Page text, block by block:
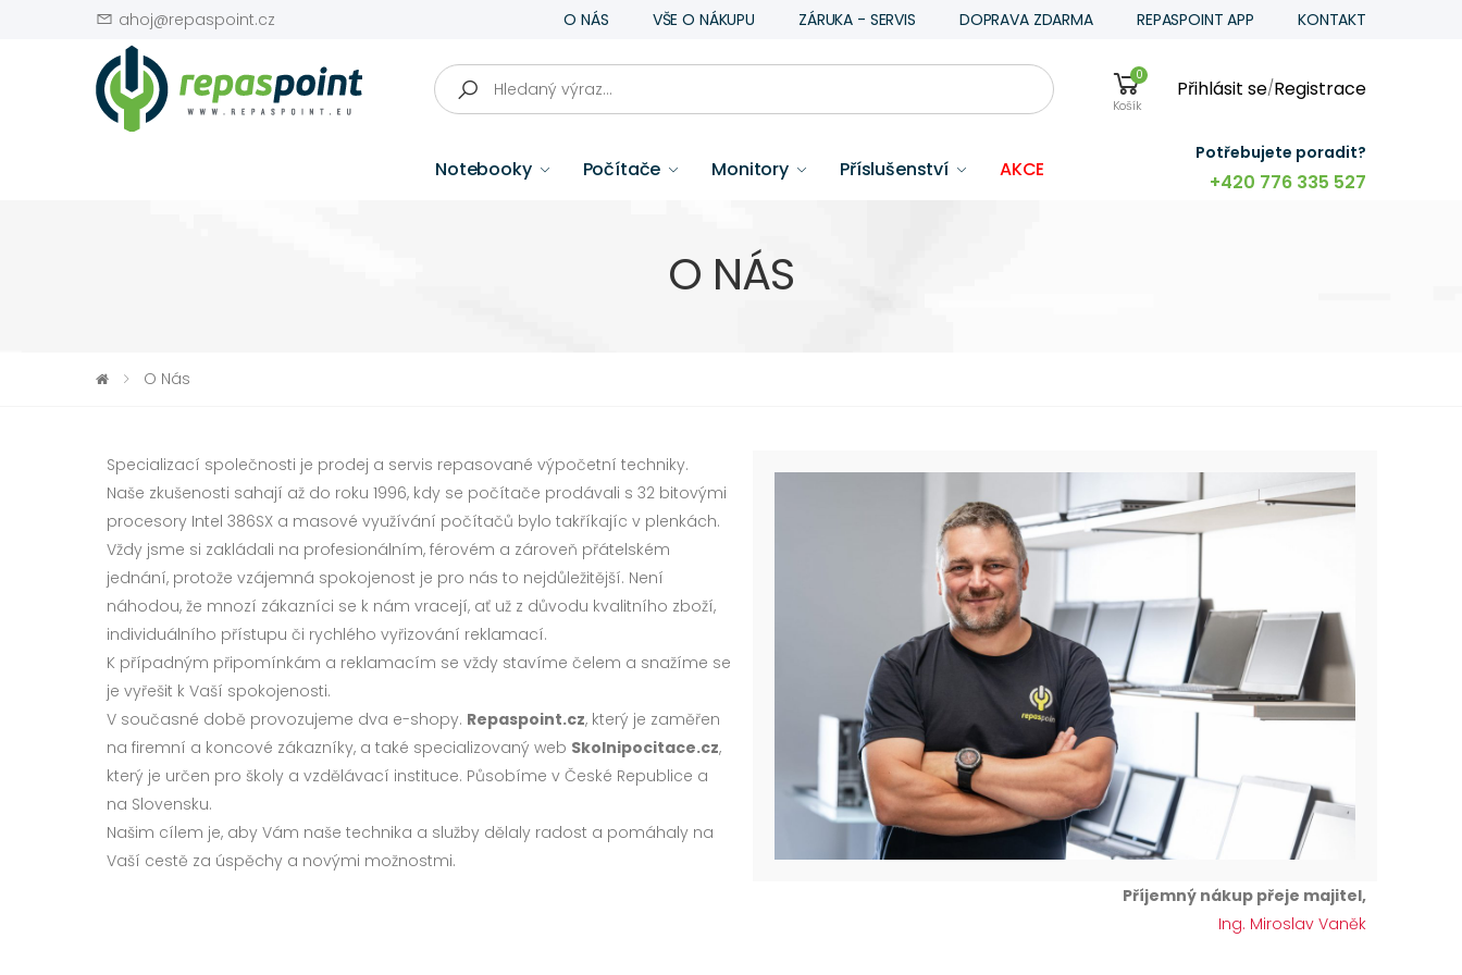
ahoj@repaspoint.cz O NÁS VŠE O NÁKUPU ZÁRUKA - SERVIS DOPRAVA ZDARMA REPASPOINT APP KONTAKT
0
Košík
Přihlásit se/Registrace
Notebooky Počítače Monitory Příslušenství AKCE
Potřebujete poradit?
+420 776 335 527
O NÁS
O Nás
Specializací společnosti je prodej a servis repasované výpočetní techniky.
Naše zkušenosti sahají až do roku 1996, kdy se počítače prodávali s 32 bitovými
procesory Intel 386SX a masové využívání počítačů bylo takříkajíc v plenkách.
Vždy jsme si zakládali na profesionálním, férovém a zároveň přátelském
jednání, protože vzájemná spokojenost je pro nás to nejdůležitější. Není
náhodou, že mnozí zákazníci se k nám vracejí, ať už z důvodu kvalitního zboží,
individuálního přístupu či rychlého vyřizování reklamací.
K případným připomínkám a reklamacím se vždy stavíme čelem a snažíme se
je vyřešit k Vaší spokojenosti.
V současné době provozujeme dva e-shopy. Repaspoint.cz, který je zaměřen
na firemní a koncové zákazníky, a také specializovaný web Skolnipocitace.cz,
který je určen pro školy a vzdělávací instituce. Působíme v České Republice a
na Slovensku.
Našim cílem je, aby Vám naše technika a služby dělaly radost a pomáhaly na
Vaší cestě za úspěchy a novými možnostmi.
Příjemný nákup přeje majitel,
Ing. Miroslav Vaněk